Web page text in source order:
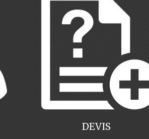
DEVIS